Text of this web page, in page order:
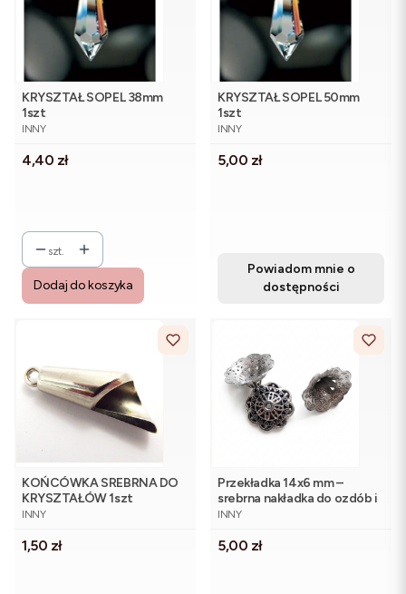
KRYSZTAŁ SOPEL 38mm
1szt
PRODUCENT
INNY
Cena
4,40 zł
szt.
Dodaj do koszyka
KRYSZTAŁ SOPEL 50mm
1szt
PRODUCENT
INNY
Cena
5,00 zł
Powiadom mnie o
dostępności
KOŃCÓWKA SREBRNA DO
KRYSZTAŁÓW 1szt
PRODUCENT
INNY
Cena
1,50 zł
Przekładka 14x6 mm –
srebrna nakładka do ozdób i
biżuterii (5 szt.)
PRODUCENT
INNY
Cena
5,00 zł